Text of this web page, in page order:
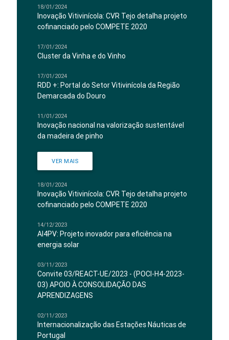
18/01/2024
Inovação Vitivinícola: CVR Tejo detalha projeto
cofinanciado pelo COMPETE 2020
17/01/2024
Cluster da Vinha e do Vinho
17/01/2024
RDD +: Portal do Setor Vitivinícola da Região
Demarcada do Douro
11/01/2024
Inovação nacional na valorização sustentável
da madeira de pinho
VER MAIS
18/01/2024
Inovação Vitivinícola: CVR Tejo detalha projeto
cofinanciado pelo COMPETE 2020
14/12/2023
AI4PV: Projeto inovador para eficiência na
energia solar
03/11/2023
Convite 03/REACT-UE/2023 - (POCI-H4-2023-
03) APOIO À CONSOLIDAÇÃO DAS
APRENDIZAGENS
02/11/2023
Internacionalização das Estações Náuticas de
Portugal